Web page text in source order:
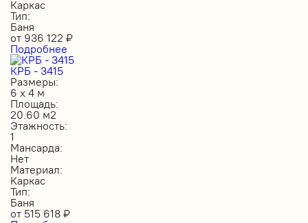
Каркас
Тип:
Баня
от 936 122 ₽
Подробнее
КРБ - 3415
Размеры:
6 х 4 м
Площадь:
20.60 м2
Этажность:
1
Мансарда:
Нет
Материал:
Каркас
Тип:
Баня
от 515 618 ₽